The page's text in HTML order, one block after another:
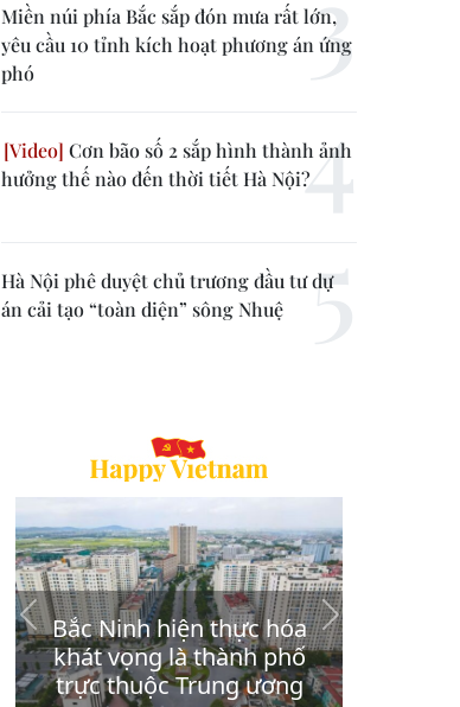
Miền núi phía Bắc sắp đón mưa rất lớn,
yêu cầu 10 tỉnh kích hoạt phương án ứng
phó
Cơn bão số 2 sắp hình thành ảnh
hưởng thế nào đến thời tiết Hà Nội?
Hà Nội phê duyệt chủ trương đầu tư dự
án cải tạo “toàn diện” sông Nhuệ